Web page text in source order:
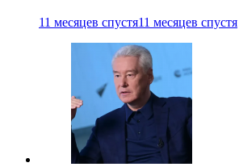
11 месяцев спустя11 месяцев спустя